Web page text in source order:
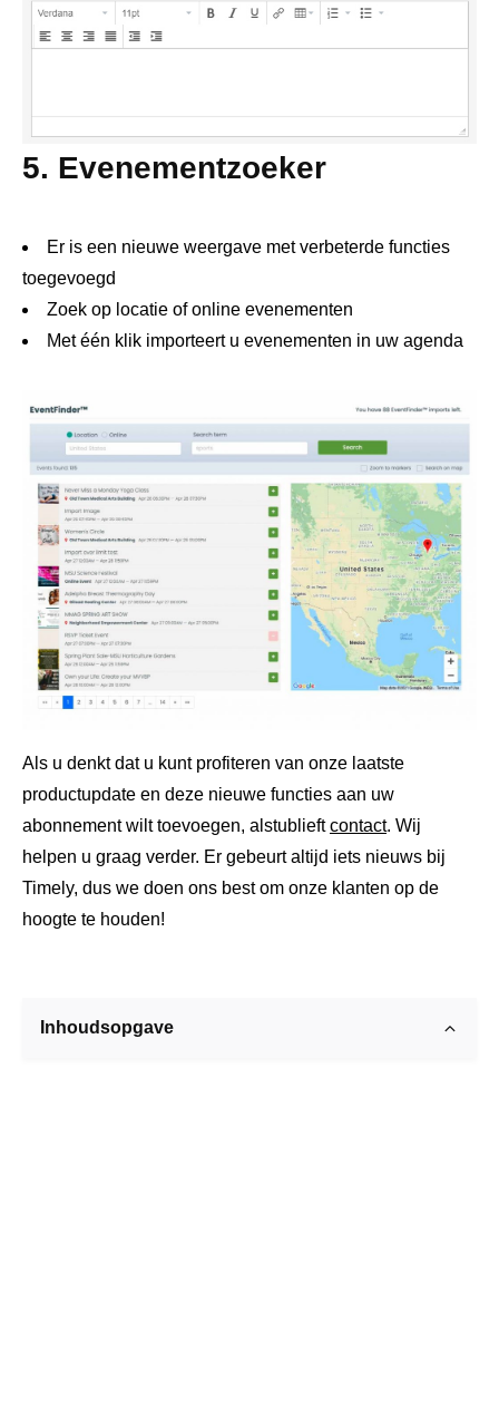
5. Evenementzoeker
Er is een nieuwe weergave met verbeterde functies
toegevoegd
Zoek op locatie of online evenementen
Met één klik importeert u evenementen in uw agenda
Als u denkt dat u kunt profiteren van onze laatste
productupdate en deze nieuwe functies aan uw
abonnement wilt toevoegen, alstublieftcontact. Wij
helpen u graag verder. Er gebeurt altijd iets nieuws bij
Timely, dus we doen ons best om onze klanten op de
hoogte te houden!
Inhoudsopgave